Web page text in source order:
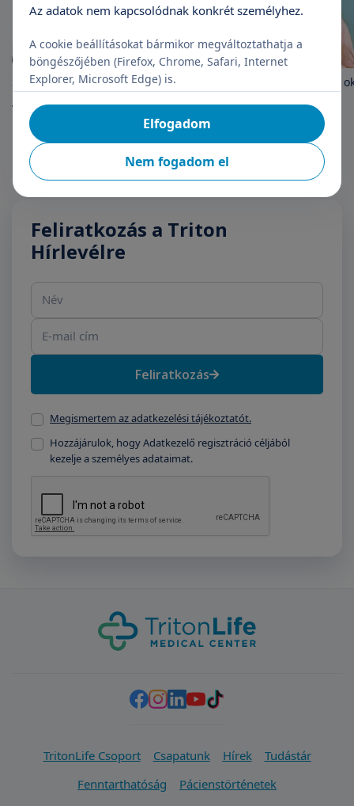
Szédülés – mi okozhatja és mikor
indokolt speciális otoneurológiai
vizsgálat elvégzése?
A fülfájás leggyakoribb
Feliratkozás a Triton
Hírlevélre
Feliratkozás
Megismertem az adatkezelési tájékoztatót.
Hozzájárulok, hogy Adatkezelő regisztráció céljából
kezelje a személyes adataimat.
TritonLife Csoport Csapatunk Hírek
Tudástár
Fenntarthatóság
Pácienstörténetek
Az adatok nem kapcsolódnak konkrét személyhez.
A cookie beállításokat bármikor megváltoztathatja a
böngészőjében (Firefox, Chrome, Safari, Internet
Explorer, Microsoft Edge) is.
Nem fogadom el
Elfogadom